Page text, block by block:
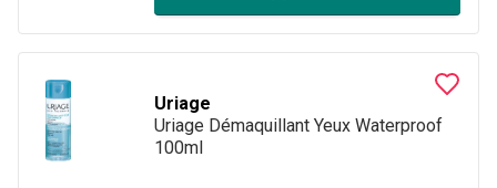
Uriage
Uriage Démaquillant Yeux Waterproof
100ml